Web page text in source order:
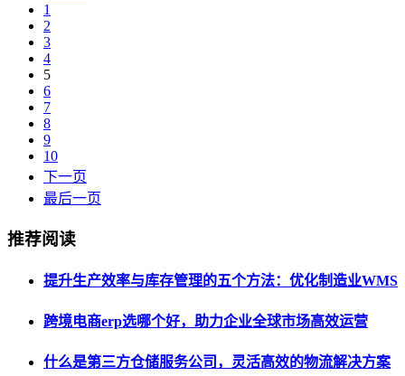
1
2
3
4
5
6
7
8
9
10
下一页
最后一页
推荐阅读
提升生产效率与库存管理的五个方法：优化制造业WMS
跨境电商erp选哪个好，助力企业全球市场高效运营
什么是第三方仓储服务公司，灵活高效的物流解决方案